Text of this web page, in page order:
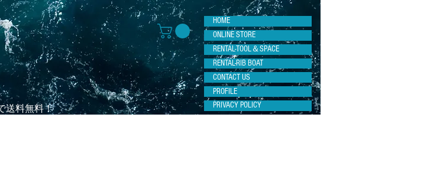
HOME
ONLINE STORE
RENTAL-TOOL＆SPACE
RENTAL-RIB BOAT
CONTACT US
PROFILE
PRIVACY POLICY
送料無料！